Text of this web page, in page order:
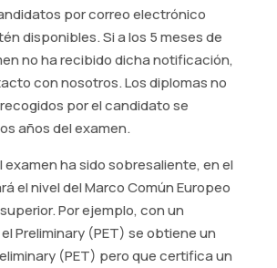
por correo electrónico
disponibles. Si a los 5 meses de
no ha recibido dicha notificación,
con nosotros. Los diplomas no
por el candidato se
años del examen.
examen ha sido sobresaliente, en el
el nivel del Marco Común Europeo
Por ejemplo, con un
Preliminary (PET) se obtiene un
(PET) pero que certifica un